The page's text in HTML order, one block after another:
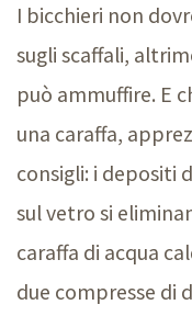
I bicchieri non
sugli scaffali,
può ammuffire. E
una caraffa,
consigli: i depositi
sul vetro si
caraffa di acqua
due compresse di